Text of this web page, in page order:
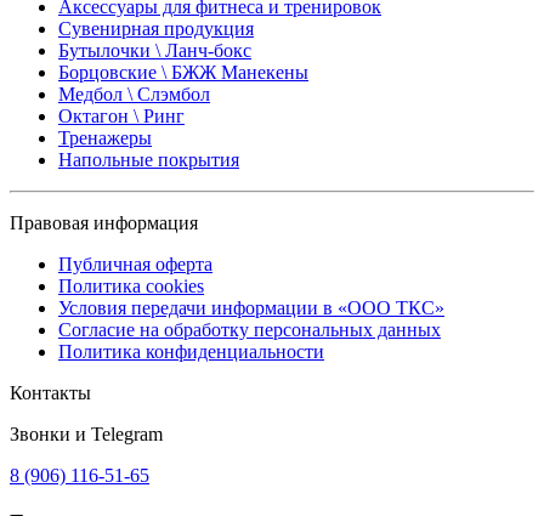
Аксессуары для фитнеса и тренировок
Сувенирная продукция
Бутылочки \ Ланч-бокс
Борцовские \ БЖЖ Манекены
Медбол \ Слэмбол
Октагон \ Ринг
Тренажеры
Напольные покрытия
Правовая информация
Публичная оферта
Политика cookies
Условия передачи информации в «ООО ТКС»
Согласие на обработку персональных данных
Политика конфиденциальности
Контакты
Звонки и Telegram
8 (906) 116-51-65